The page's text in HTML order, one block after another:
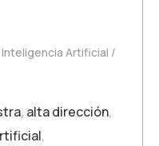
Inteligencia Artificial
, alta dirección,
,